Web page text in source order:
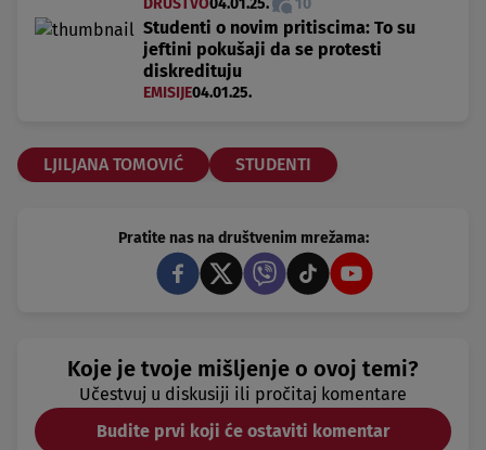
DRUŠTVO04.01.25. 10
Studenti o novim pritiscima: To su
jeftini pokušaji da se protesti
diskredituju
EMISIJE04.01.25.
LJILJANA TOMOVIĆ STUDENTI
Pratite nas na društvenim mrežama:
Koje je tvoje mišljenje o ovoj temi?
Učestvuj u diskusiji ili pročitaj komentare
Budite prvi koji će ostaviti komentar